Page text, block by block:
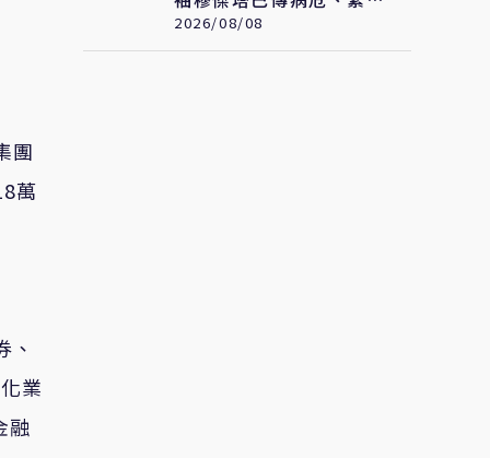
團
萬
、
業
融
送醫 官方未證實
2026/08/08